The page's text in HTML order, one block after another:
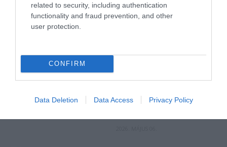
related to security, including authentication
functionality and fraud prevention, and other
user protection.
CONFIRM
Data Deletion Data Access Privacy Policy
NEM CSAK A PARADICSOM NŐ
TŐLE: A KERTÉSZKEDÉS AZ
AGYAT IS MOZGÁSBAN
ELESHET – ÉS AMIT EGY
BIZTONSÁGOSABBÁ